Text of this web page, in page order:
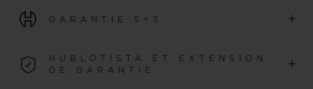
GARANTIE 5+5 +
bénéficient d’une garantie internationale de 5 ans.
HUBLOTISTA ET EXTENSION
DE GARANTIE
+